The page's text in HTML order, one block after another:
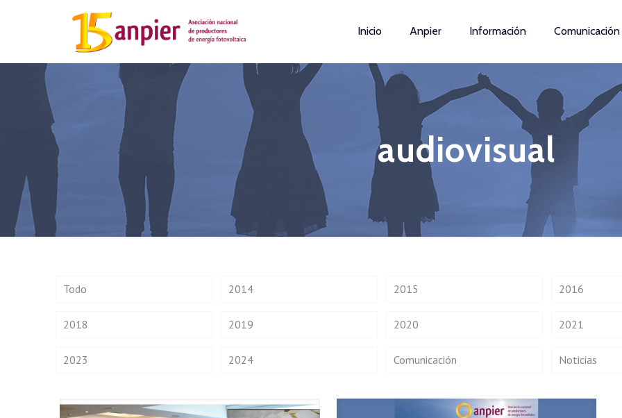
Inicio Anpier Información Comunicación
audiovisual
Todo 2014 2015 2016
2018 2019 2020 2021
2023 2024 Comunicación Noticias